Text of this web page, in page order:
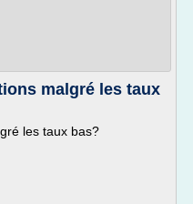
malgré les taux
les taux bas?